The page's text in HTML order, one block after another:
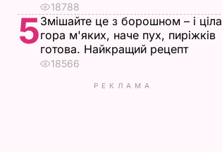
18788
5Змішайте це з борошном – і ціла
гора м'яких, наче пух, пиріжків
готова. Найкращий рецепт
18566
РЕКЛАМА